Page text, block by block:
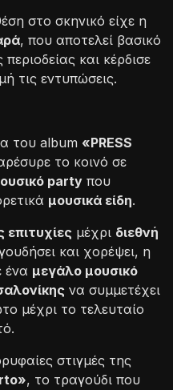
στο σκηνικό είχε η
, που αποτελεί βασικό
και κέρδισε
τις εντυπώσεις.
του album «PRESS
το κοινό σε
partyπου
μουσικά είδη.
επιτυχίες μέχρι διεθνή
και χορέψει, η
ένα μεγάλο μουσικό
να συμμετέχει
μέχρι το τελευταίο
στιγμές της
, το τραγούδι που